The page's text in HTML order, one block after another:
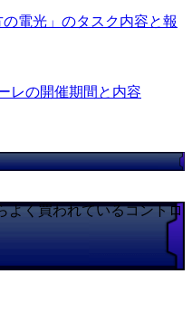
電光」のタスク内容と報
レの開催期間と内容
よく買われているコントロ